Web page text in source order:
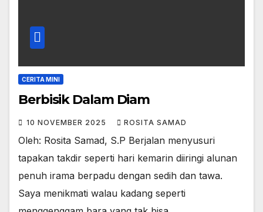
CERITA MINI
Berbisik Dalam Diam
10 NOVEMBER 2025 ROSITA SAMAD
Oleh: Rosita Samad, S.P Berjalan menyusuri
tapakan takdir seperti hari kemarin diiringi alunan
penuh irama berpadu dengan sedih dan tawa.
Saya menikmati walau kadang seperti